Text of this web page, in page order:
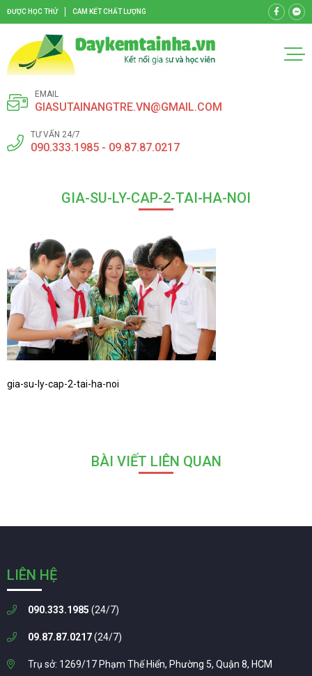
ĐƯỢC HỌC THỬ CAM KẾT CHẤT LƯỢNG
EMAIL
GIASUTAINANGTRE.VN@GMAIL.COM
TƯ VẤN 24/7
090.333.1985 - 09.87.87.0217
GIA-SU-LY-CAP-2-TAI-HA-NOI
gia-su-ly-cap-2-tai-ha-noi
BÀI VIẾT LIÊN QUAN
LIÊN HỆ
090.333.1985 (24/7)
09.87.87.0217(24/7)
Trụ sở: 1269/17 Phạm Thế Hiển, Phường 5, Quận 8, HCM